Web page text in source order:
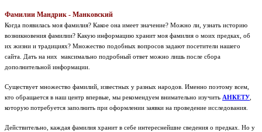
Фамилии Мандрик - Манковский
Когда появилась моя фамилия? Какое она имеет значение? Можно ли, узнать историю
возникновения фамилии? Какую информацию хранит моя фамилия о моих предках, об
их жизни и традициях? Множество подобных вопросов задают посетители нашего
сайта. Дать на них максимально подробный ответ можно лишь после сбора
дополнительной информации.
Существует множество фамилий, известных у разных народов. Именно поэтому всем,
кто обращается в наш центр впервые, мы рекомендуем внимательно изучить АНКЕТУ
которую потребуется заполнить при оформлении заявки на проведение исследования.
Действительно, каждая фамилия хранит в себе интереснейшие сведения о предках. Но у